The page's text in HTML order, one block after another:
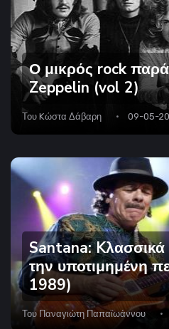
Ο μικρός rock
Zeppelin (vol 2)
Του Kώστα Δάβαρη 09-05-
Santana:
την υποτιμημένη
1989)
Του Παναγιώτη Παπαϊωάννου